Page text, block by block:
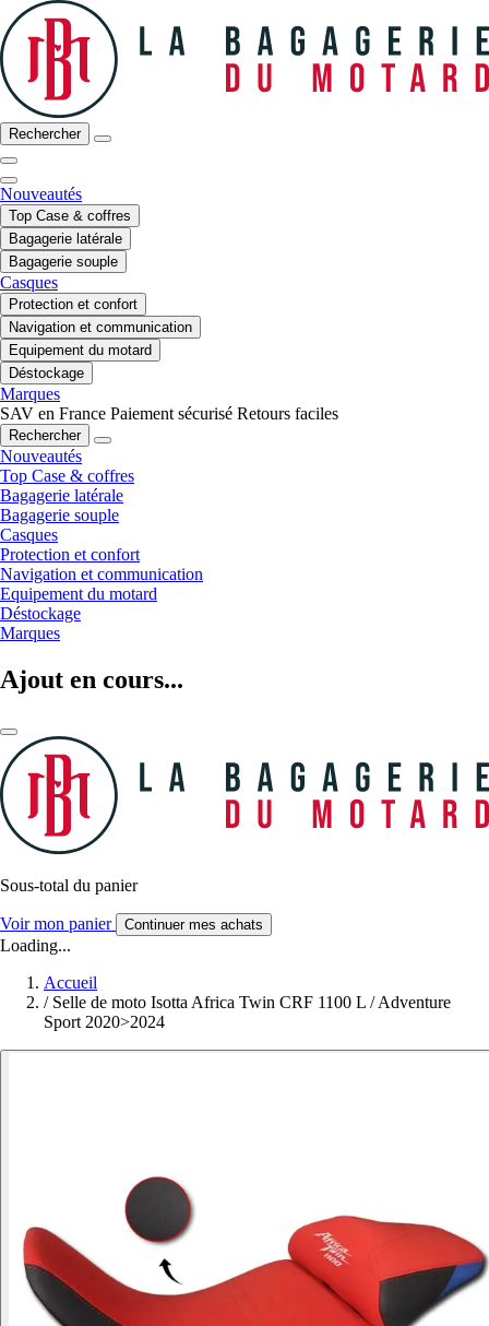
Rechercher
Nouveautés
Top Case & coffres
Bagagerie latérale
Bagagerie souple
Casques
Protection et confort
Navigation et communication
Equipement du motard
Déstockage
Marques
SAV en France Paiement sécurisé Retours faciles
Rechercher
Nouveautés
Top Case & coffres
Bagagerie latérale
Bagagerie souple
Casques
Protection et confort
Navigation et communication
Equipement du motard
Déstockage
Marques
Ajout en cours...
Sous-total du panier
Voir mon panier Continuer mes achats
Loading...
Accueil
/ Selle de moto Isotta Africa Twin CRF 1100 L / Adventure
Sport 2020>2024